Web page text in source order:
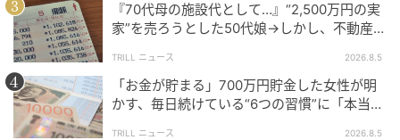
多言語接客
多言語対応AI接客は、日本語に加えて英語、中国語、
韓国語に対応しています。
訪日外国人の来店がある飲食店でも、AIがワイン提案
『70代母の施設代として…』“2,500万円の実
家”を売ろうとした50代娘→しかし、不動産会
TRILL ニュース 2026.8.5
「お金が貯まる」700万円貯金した女性が明
かす、毎日続けている“6つの習慣”に「本当に
TRILL ニュース 2026.8.5